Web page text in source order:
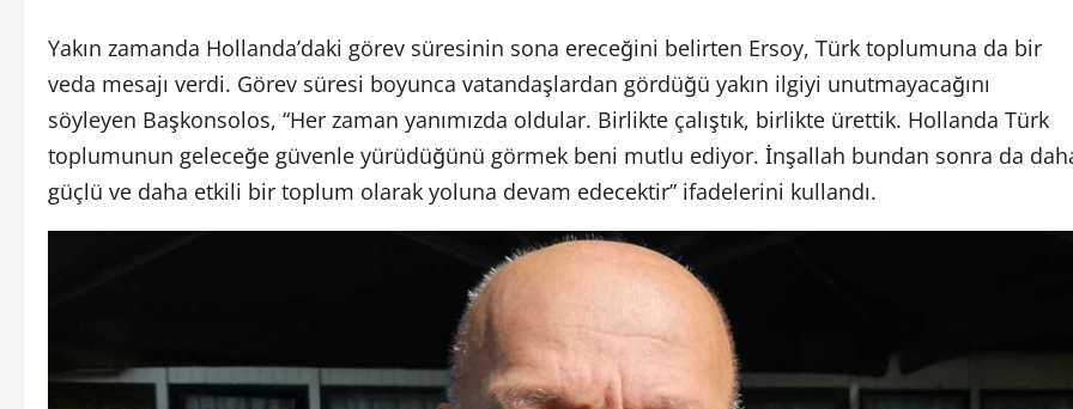
Yakın zamanda Hollanda’daki görev süresinin sona ereceğini belirten Ersoy, Türk toplumuna da bir
veda mesajı verdi. Görev süresi boyunca vatandaşlardan gördüğü yakın ilgiyi unutmayacağını
söyleyen Başkonsolos, “Her zaman yanımızda oldular. Birlikte çalıştık, birlikte ürettik. Hollanda Türk
toplumunun geleceğe güvenle yürüdüğünü görmek beni mutlu ediyor. İnşallah bundan sonra da
güçlü ve daha etkili bir toplum olarak yoluna devam edecektir” ifadelerini kullandı.